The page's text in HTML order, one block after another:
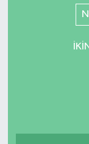
Son